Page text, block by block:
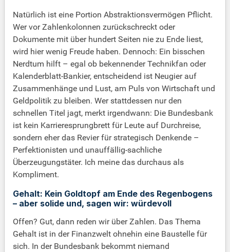
Natürlich ist eine Portion Abstraktionsvermögen Pflicht.
Wer vor Zahlenkolonnen zurückschreckt oder
Dokumente mit über hundert Seiten nie zu Ende liest,
wird hier wenig Freude haben. Dennoch: Ein bisschen
Nerdtum hilft – egal ob bekennender Technikfan oder
Kalenderblatt-Bankier, entscheidend ist Neugier auf
Zusammenhänge und Lust, am Puls von Wirtschaft und
Geldpolitik zu bleiben. Wer stattdessen nur den
schnellen Titel jagt, merkt irgendwann: Die Bundesbank
ist kein Karrieresprungbrett für Leute auf Durchreise,
sondern eher das Revier für strategisch Denkende –
Perfektionisten und unauffällig-sachliche
Überzeugungstäter. Ich meine das durchaus als
Kompliment.
Gehalt: Kein Goldtopf am Ende des Regenbogens
– aber solide und, sagen wir: würdevoll
Offen? Gut, dann reden wir über Zahlen. Das Thema
Gehalt ist in der Finanzwelt ohnehin eine Baustelle für
sich. In der Bundesbank bekommt niemand